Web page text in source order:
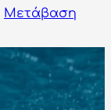
Μετάβαση